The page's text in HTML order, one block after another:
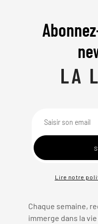
Lire notre
Chaque semaine,
immerge dans la